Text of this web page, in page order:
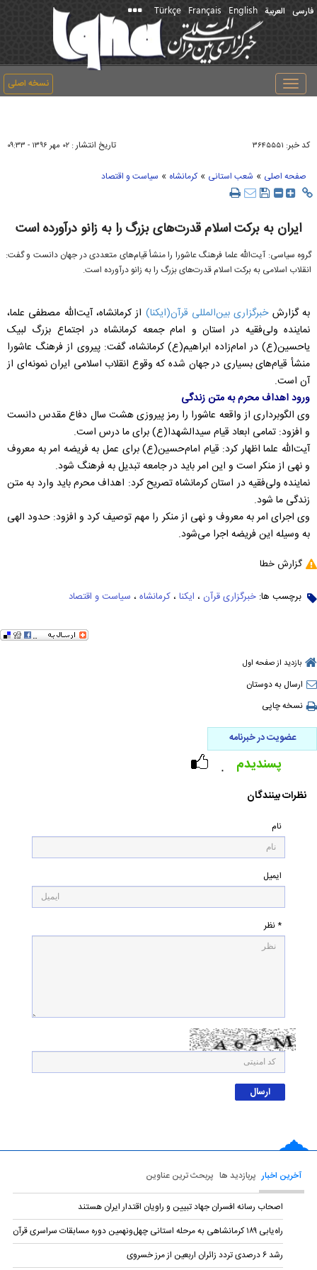
فارسی العربیة English
Français
Türkçe
نسخه اصلی
Toggle
navigation
کد خبر: ۳۶۴۵۵۵۱ تاریخ انتشار : ۰۲ مهر ۱۳۹۶ - ۰۹:۳۳
صفحه اصلی » شعب استانی »کرمانشاه » سیاست و اقتصاد
ایران به برکت اسلام قدرت‌های بزرگ را به زانو درآورده است
گروه سیاسی: آیت‌الله علما فرهنگ عاشورا را منشأ قیام‌های متعددی در جهان دانست و گفت:
انقلاب اسلامی به برکت اسلام قدرت‌های بزرگ را به زانو درآورده است.
به گزارشخبرگزاری بین‌المللی قرآن(ایکنا) از کرمانشاه، آیت‌الله مصطفی علما،
نماینده ولی‌فقیه در استان و امام جمعه کرمانشاه در اجتماع بزرگ لبیک
یاحسین(ع) در امام‌زاده ابراهیم(ع) کرمانشاه، گفت: پیروی از فرهنگ عاشورا
منشأ قیام‌های بسیاری در جهان شده که وقوع انقلاب اسلامی ایران نمونه‌ای از
آن است.
ورود اهداف محرم به متن زندگی
وی الگوبرداری از واقعه عاشورا را رمز پیروزی هشت سال دفاع مقدس دانست
و افزود: تمامی ابعاد قیام سیدالشهدا(ع) برای ما درس است.
آیت‌الله علما اظهار کرد: قیام امام‌حسین(ع) برای عمل به فریضه امر به معروف
و نهی از منکر است و این امر باید در جامعه تبدیل به فرهنگ شود.
نماینده ولی‌فقیه در استان کرمانشاه تصریح کرد: اهداف محرم باید وارد به متن
زندگی ما شود.
وی اجرای امر به معروف و نهی از منکر را مهم توصیف کرد و افزود: حدود الهی
به وسیله این فریضه اجرا می‌شود.
گزارش خطا
برچسب ها: خبرگزاری قرآن ، ایکنا ، کرمانشاه ، سیاست و اقتصاد
بازدید از صفحه اول
ارسال به دوستان
نسخه چاپی
عضویت در خبرنامه
۰ پسندیدم
نظرات بینندگان
نام
ایمیل
* نظر
آخرین اخبار پربازدید ها پربحث ترین عناوین
اصحاب رسانه افسران جهاد تبیین و راویان اقتدار ایران هستند
راه‌یابی ۱۸۹ کرمانشاهی به مرحله استانی چهل‌ونهمین دوره مسابقات سراسری قرآن
رشد ۶ درصدی تردد زائران اربعین از مرز خسروی